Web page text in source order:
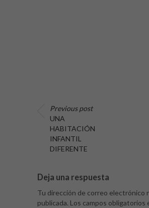
Previous post
UNA
HABITACIÓN
INFANTIL
DIFERENTE
Deja una respuesta
Tu dirección de correo electrónico
publicada. Los campos obligatorios